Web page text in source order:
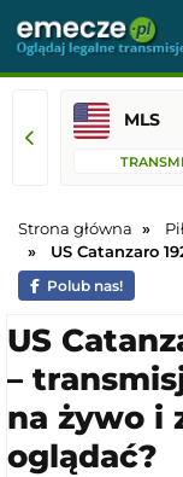
MLS
Strona główna
US Catanzaro
Polub nas!
US
–
na żywo i
oglądać?